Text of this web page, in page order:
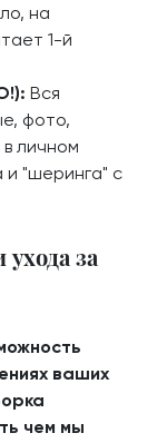
на
1-й
Вся
фото,
в личном
и "шеринга" с
за
ваших
чем мы